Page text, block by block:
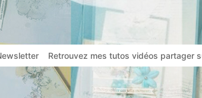
Retrouvez mes tutos vidéos partager